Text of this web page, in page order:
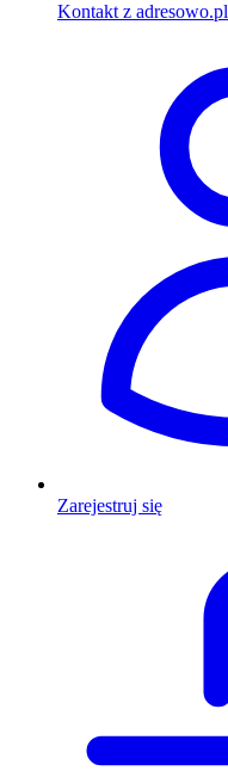
Kontakt z adresowo.pl
Zarejestruj się